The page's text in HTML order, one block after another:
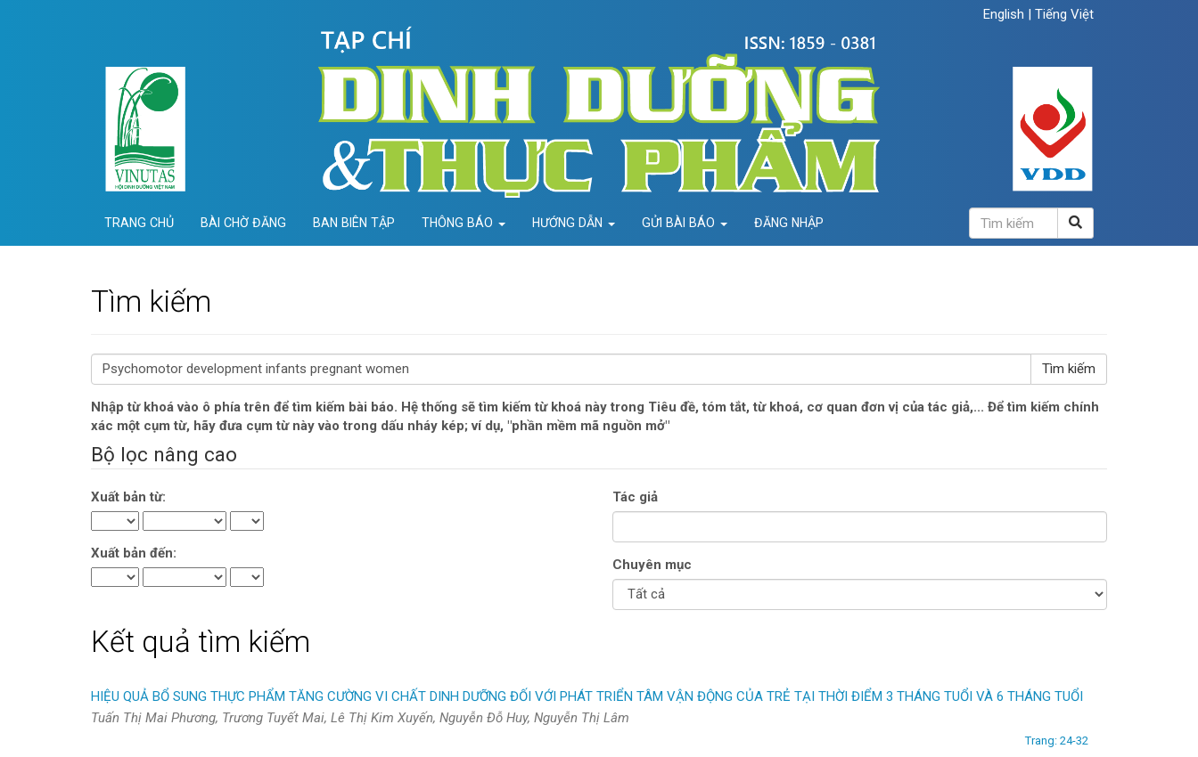
English | Tiếng Việt
TRANG CHỦ BÀI CHỜ ĐĂNG BAN BIÊN TẬP THÔNG BÁO HƯỚNG DẪN GỬI BÀI BÁO ĐĂNG NHẬP
Tìm kiếm
##search.searchFor##
Nhập từ khoá vào ô phía trên để tìm kiếm bài báo. Hệ thống sẽ tìm kiếm từ khoá này trong Tiêu đề, tóm tắt, từ khoá, cơ quan đơn vị của tác giả,... Để tìm kiếm chính
xác một cụm từ, hãy đưa cụm từ này vào trong dấu nháy kép; ví dụ, "phần mềm mã nguồn mở"
Bộ lọc nâng cao
Xuất bản từ:
Xuất bản đến:
Tác giả
Chuyên mục
Kết quả tìm kiếm
HIỆU QUẢ BỔ SUNG THỰC PHẨM TĂNG CƯỜNG VI CHẤT DINH DƯỠNG ĐỐI VỚI PHÁT TRIỂN TÂM VẬN ĐỘNG CỦA TRẺ TẠI THỜI ĐIỂM 3 THÁNG TUỔI VÀ 6 THÁNG TUỔI
Tuấn Thị Mai Phương, Trương Tuyết Mai, Lê Thị Kim Xuyến, Nguyễn Đỗ Huy, Nguyễn Thị Lâm
Trang: 24-32